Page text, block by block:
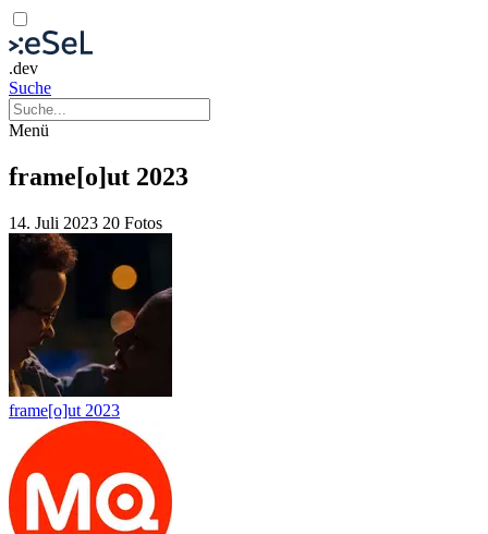
.dev
Suche
Menü
frame[o]ut 2023
14. Juli 2023 20 Fotos
frame[o]ut 2023